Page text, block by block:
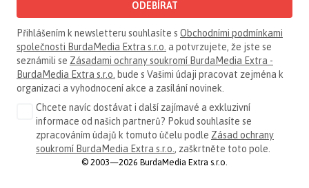
ODEBÍRAT
Přihlášením k newsletteru souhlasíte s Obchodními podmínkami
společnosti BurdaMedia Extra s.r.o. a potvrzujete, že jste se
seznámili se Zásadami ochrany soukromí BurdaMedia Extra -
BurdaMedia Extra s.r.o. bude s Vašimi údaji pracovat zejména k
organizaci a vyhodnocení akce a zasílání novinek.
Chcete navíc dostávat i další zajímavé a exkluzivní
informace od našich partnerů? Pokud souhlasíte se
zpracováním údajů k tomuto účelu podle Zásad ochrany
soukromí BurdaMedia Extra s.r.o. , zaškrtněte toto pole.
© 2003—2026 BurdaMedia Extra s.r.o.